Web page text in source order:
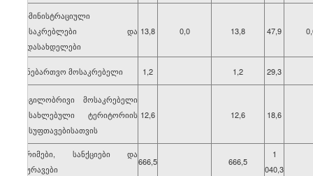
ადმინისტრაციული
მოსაკრებლები და
გადასახდელები
13,8 0,0 13,8 47,9
სანებართვო მოსაკრებელი 1,2 1,2 29,3
ადგილობრივი მოსაკრებელი
დასახლებული ტერიტორიის
დასუფთავებისათვის
12,6 12,6 18,6
ჯარიმები, სანქციები და
საურავები
666,5 666,5
1
040,3